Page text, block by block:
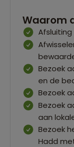
Waarom
Bezoek
en de
Bezoek
Bezoek
aan
Bezoek
Hadd